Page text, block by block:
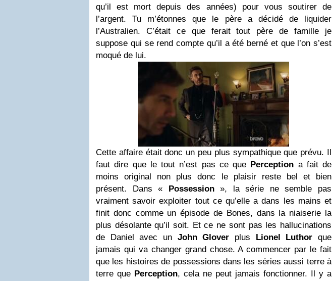
qu’il est mort depuis des années) pour vous soutirer de
l’argent. Tu m’étonnes que le père a décidé de liquider
l’Australien. C’était ce que ferait tout père de famille je
suppose qui se rend compte qu’il a été berné et que l’on s’est
moqué de lui.
Cette affaire était donc un peu plus sympathique que prévu. Il
faut dire que le tout n’est pas ce que Perception a fait de
moins original non plus donc le plaisir reste bel et bien
présent. Dans « Possession», la série ne semble pas
vraiment savoir exploiter tout ce qu’elle a dans les mains et
finit donc comme un épisode de Bones, dans la niaiserie la
plus désolante qu’il soit. Et ce ne sont pas les hallucinations
de Daniel avec un John Glover plus Lionel Luthor que
jamais qui va changer grand chose. A commencer par le fait
que les histoires de possessions dans les séries aussi terre à
terre que Perception, cela ne peut jamais fonctionner. Il y a